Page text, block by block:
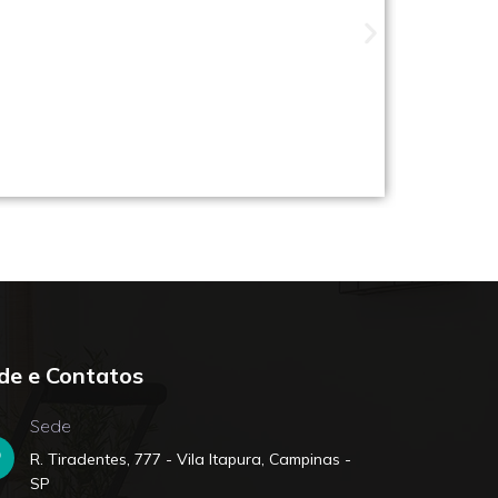
e Contatos
Sede
R. Tiradentes, 777 - Vila Itapura, Campinas -
SP